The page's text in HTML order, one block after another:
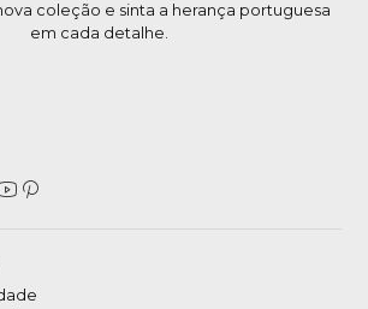
coleção e sinta a herança portuguesa
em cada detalhe.